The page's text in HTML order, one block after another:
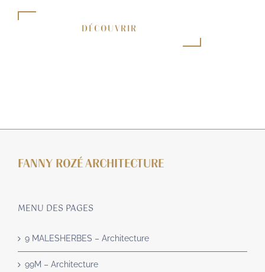
DÉCOUVRIR
FANNY ROZÉ ARCHITECTURE
MENU DES PAGES
9 MALESHERBES – Architecture
99M – Architecture